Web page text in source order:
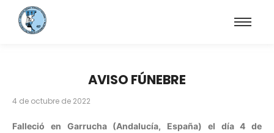
AVISO FÚNEBRE
4 de octubre de 2022
Falleció en Garrucha (Andalucía, España) el día 4 de